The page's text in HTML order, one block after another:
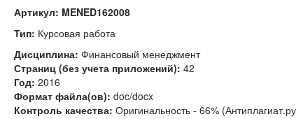
Артикул: MENED162008
Тип: Курсовая работа
Дисциплина: Финансовый менеджмент
Страниц (без учета приложений): 42
Год: 2016
Формат файла(ов): doc/docx
Контроль качества: Оригинальность - 66%